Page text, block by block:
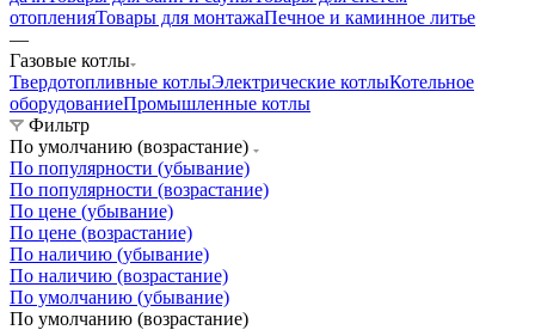
отопленияТовары для монтажаПечное и каминное литье
—
Газовые котлы
Твердотопливные котлыЭлектрические котлыКотельное
оборудованиеПромышленные котлы
Фильтр
По умолчанию (возрастание)
По популярности (убывание)
По популярности (возрастание)
По цене (убывание)
По цене (возрастание)
По наличию (убывание)
По наличию (возрастание)
По умолчанию (убывание)
По умолчанию (возрастание)